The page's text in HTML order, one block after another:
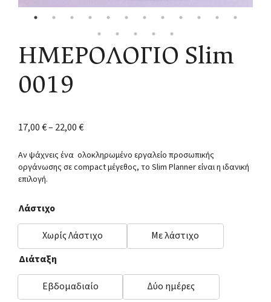
ΗΜΕΡΟΛΟΓΙΟ Slim
0019
17,00€– 22,00€
Αν ψάχνεις ένα ολοκληρωμένο εργαλείο προσωπικής
οργάνωσης σε compact μέγεθος, το Slim Planner είναι η ιδανική
επιλογή.
Λάστιχο
Χωρίς Λάστιχο
Με λάστιχο
Διάταξη
Εβδομαδιαίο
Δύο ημέρες